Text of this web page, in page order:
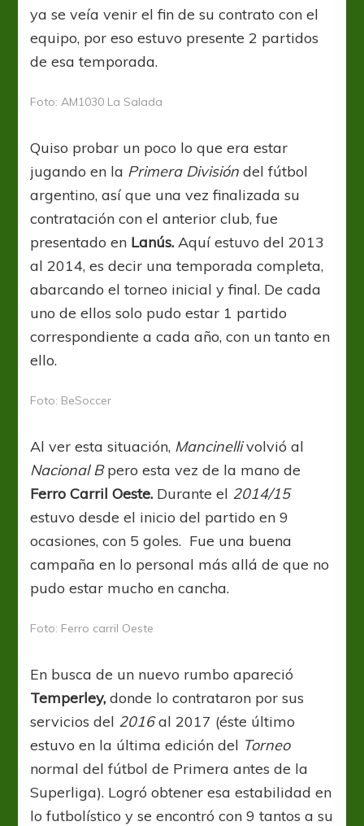
ya se veía venir el fin de su contrato con el
equipo, por eso estuvo presente 2 partidos
de esa temporada.
Foto: AM1030 La Salada
Quiso probar un poco lo que era estar
jugando en la Primera División del fútbol
argentino, así que una vez finalizada su
contratación con el anterior club, fue
presentado en Lanús.Aquí estuvo del 2013
al 2014, es decir una temporada completa,
abarcando el torneo inicial y final. De cada
uno de ellos solo pudo estar 1 partido
correspondiente a cada año, con un tanto en
ello.
Foto: BeSoccer
Al ver esta situación, Mancinellivolvió al
Nacional Bpero esta vez de la mano de
Ferro Carril Oeste. Durante el 2014/15
estuvo desde el inicio del partido en 9
ocasiones, con 5 goles. Fue una buena
campaña en lo personal más allá de que no
pudo estar mucho en cancha.
Foto: Ferro carril Oeste
En busca de un nuevo rumbo apareció
Temperley, donde lo contrataron por sus
servicios del 2016al 2017 (éste último
estuvo en la última edición del Torneo
normal del fútbol de Primera antes de la
Superliga). Logró obtener esa estabilidad en
lo futbolístico y se encontró con 9 tantos a su